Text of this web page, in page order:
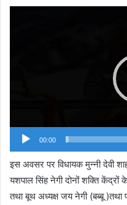
00:00
इस अवसर पर विधायक मुन्नी देवी
यशपाल सिंह नेगी दोनों शक्ति
तथा बूथ अध्यक्ष जय नेगी (बब्बू )तथा